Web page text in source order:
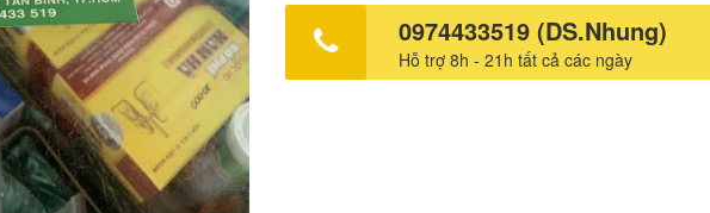
0974433519 (DS.Nhung)
Hỗ trợ 8h - 21h tất cả các ngày